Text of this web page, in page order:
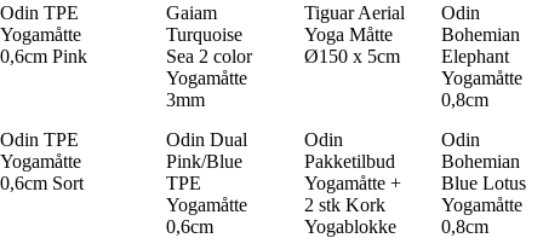
Odin TPE
Yogamåtte
0,6cm Pink
Gaiam
Turquoise
Sea 2 color
Yogamåtte
3mm
Tiguar Aerial
Yoga Måtte
Ø150 x 5cm
Odin
Bohemian
Elephant
Yogamåtte
0,8cm
Odin TPE
Yogamåtte
0,6cm Sort
Odin Dual
Pink/Blue
TPE
Yogamåtte
0,6cm
Odin
Pakketilbud
Yogamåtte +
2 stk Kork
Yogablokke
Odin
Bohemian
Blue Lotus
Yogamåtte
0,8cm